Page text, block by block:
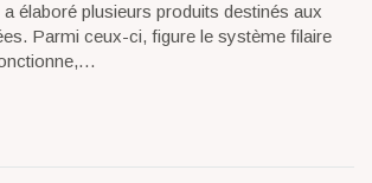
élaboré plusieurs produits destinés aux
Parmi ceux-ci, figure le système filaire